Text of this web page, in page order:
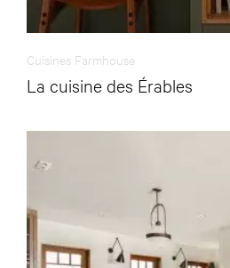
Cuisines Farmhouse
La cuisine des Érables